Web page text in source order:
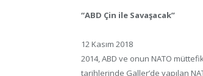
“ABD Çin ile Savaşacak”
12 Kasım 2018
2014, ABD ve onun NATO
tarihlerinde Galler’de yapılan